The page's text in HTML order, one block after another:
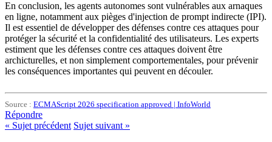
En conclusion, les agents autonomes sont vulnérables aux arnaques
en ligne, notamment aux pièges d'injection de prompt indirecte (IPI).
Il est essentiel de développer des défenses contre ces attaques pour
protéger la sécurité et la confidentialité des utilisateurs. Les experts
estiment que les défenses contre ces attaques doivent être
archicturelles, et non simplement comportementales, pour prévenir
les conséquences importantes qui peuvent en découler.
Source : ECMAScript 2026 specification approved | InfoWorld
Répondre
« Sujet précédent Sujet suivant »